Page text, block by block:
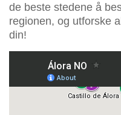
de beste stedene å
regionen, og utforske
din!